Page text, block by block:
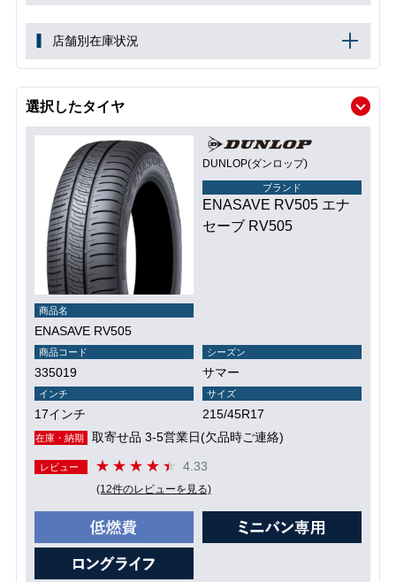
店舗別在庫状況
選択したタイヤ
DUNLOP(ダンロップ)
ブランド
ENASAVE RV505 エナ
セーブ RV505
商品名
ENASAVE RV505
商品コード
335019
シーズン
サマー
インチ
17インチ
サイズ
215/45R17
在庫・納期 取寄せ品 3-5営業日(欠品時ご連絡)
レビュー 4.33
(12件のレビューを見る)